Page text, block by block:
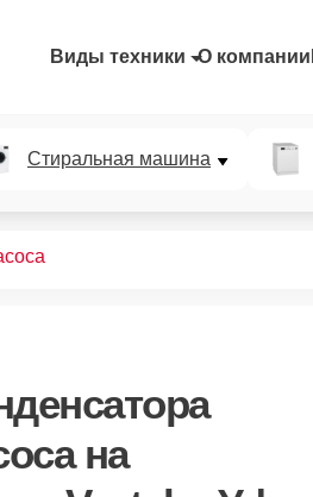
Виды техники О компании
Стиральная машина
на